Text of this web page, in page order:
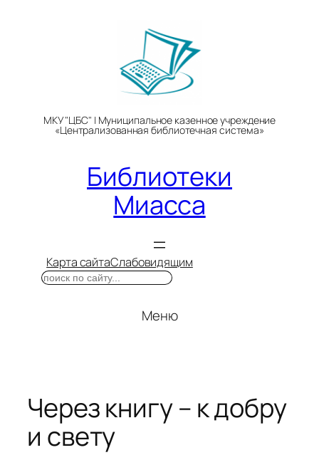
МКУ "ЦБС" | Муниципальное казенное учреждение
«Централизованная библиотечная система»
Библиотеки
Миасса
Карта сайтаСлабовидящим
Поиск
Меню
Через книгу – к добру
и свету